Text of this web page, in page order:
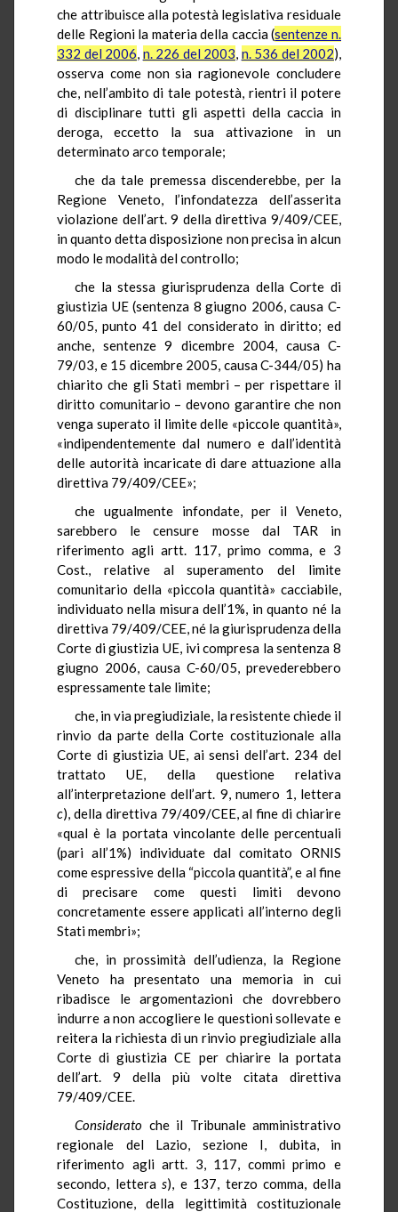
che attribuisce alla potestà legislativa residuale
delle Regioni la materia della caccia (sentenze n.
332 del 2006, n. 226 del 2003, n. 536 del 2002),
osserva come non sia ragionevole concludere
che, nell’ambito di tale potestà, rientri il potere
di disciplinare tutti gli aspetti della caccia in
deroga, eccetto la sua attivazione in un
determinato arco temporale;
che da tale premessa discenderebbe, per la
Regione Veneto, l’infondatezza dell’asserita
violazione dell’art. 9 della direttiva 9/409/CEE,
in quanto detta disposizione non precisa in alcun
modo le modalità del controllo;
che la stessa giurisprudenza della Corte di
giustizia UE (sentenza 8 giugno 2006, causa C-
60/05, punto 41 del considerato in diritto; ed
anche, sentenze 9 dicembre 2004, causa C-
79/03, e 15 dicembre 2005, causa C-344/05) ha
chiarito che gli Stati membri – per rispettare il
diritto comunitario – devono garantire che non
venga superato il limite delle «piccole quantità»,
«indipendentemente dal numero e dall’identità
delle autorità incaricate di dare attuazione alla
direttiva 79/409/CEE»;
che ugualmente infondate, per il Veneto,
sarebbero le censure mosse dal TAR in
riferimento agli artt. 117, primo comma, e 3
Cost., relative al superamento del limite
comunitario della «piccola quantità» cacciabile,
individuato nella misura dell’1%, in quanto né la
direttiva 79/409/CEE, né la giurisprudenza della
Corte di giustizia UE, ivi compresa la sentenza 8
giugno 2006, causa C-60/05, prevederebbero
espressamente tale limite;
che, in via pregiudiziale, la resistente chiede il
rinvio da parte della Corte costituzionale alla
Corte di giustizia UE, ai sensi dell’art. 234 del
trattato UE, della questione relativa
all’interpretazione dell’art. 9, numero 1, lettera
c), della direttiva 79/409/CEE, al fine di chiarire
«qual è la portata vincolante delle percentuali
(pari all’1%) individuate dal comitato ORNIS
come espressive della “piccola quantità”, e al fine
di precisare come questi limiti devono
concretamente essere applicati all’interno degli
Stati membri»;
che, in prossimità dell’udienza, la Regione
Veneto ha presentato una memoria in cui
ribadisce le argomentazioni che dovrebbero
indurre a non accogliere le questioni sollevate e
reitera la richiesta di un rinvio pregiudiziale alla
Corte di giustizia CE per chiarire la portata
dell’art. 9 della più volte citata direttiva
79/409/CEE.
Considerato che il Tribunale amministrativo
regionale del Lazio, sezione I, dubita, in
riferimento agli artt. 3, 117, commi primo e
secondo, letteras), e 137, terzo comma, della
Costituzione, della legittimità costituzionale